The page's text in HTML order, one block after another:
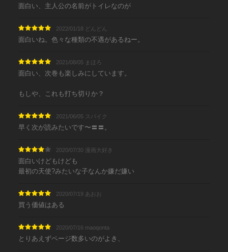
面白い、主人公の名前がトイレなのが
2022/01/18 どんどん
面白いね。色々な種類の不遇があるねー。
2021/08/05 まほろ
面白い、次巻も楽しみにしています。
もしや、これも打ち切りか？
2021/06/05 スパイク
早く次が読みたいです〜〓〓。
2020/07/30 漫画大好き
面白いけどもけども
最初の天使?みたいな子なんか嫌だ嫌い
2020/07/19 あおお
買う価値はある
2020/07/16 maoqonta
とりあえずページ数多いのがよき、